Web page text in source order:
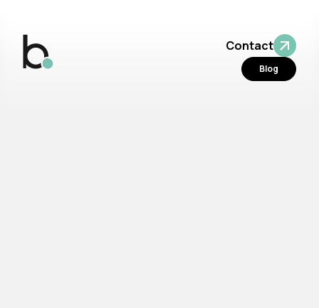
Contact
Blog